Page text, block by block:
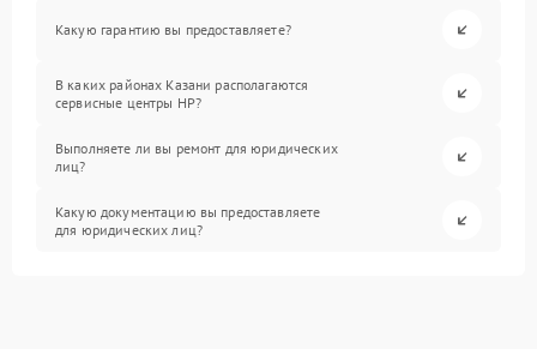
Какую гарантию вы предоставляете?
В каких районах Казани располагаются
сервисные центры HP?
Выполняете ли вы ремонт для юридических
лиц?
Какую документацию вы предоставляете
для юридических лиц?